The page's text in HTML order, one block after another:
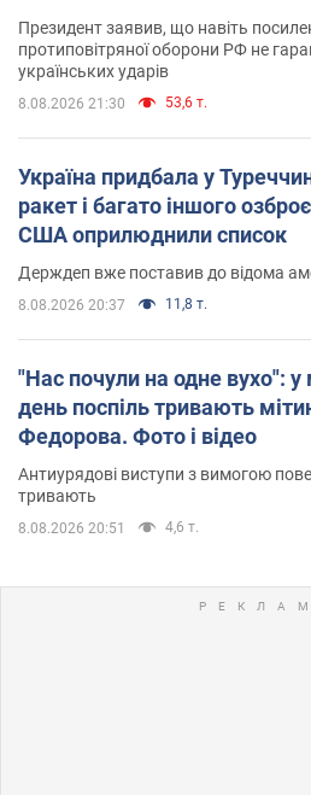
Президент заявив, що навіть
протиповітряної оборони РФ не
українських ударів
8.08.2026 21:30 53,6 т.
Україна придбала у
ракет і багато іншого
США оприлюднили список
Держдеп вже поставив до відома
8.08.2026 20:37 11,8 т.
"Нас почули на одне вухо": у
день поспіль тривають
Федорова. Фото і відео
Антиурядові виступи з вимогою
тривають
8.08.2026 20:51 4,6 т.